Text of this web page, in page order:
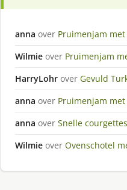
anna over Pruimenjam
Wilmie over Pruimenjam
HarryLohr over Gevuld
anna over Pruimenjam
anna over Snelle
Wilmie over Ovenschotel